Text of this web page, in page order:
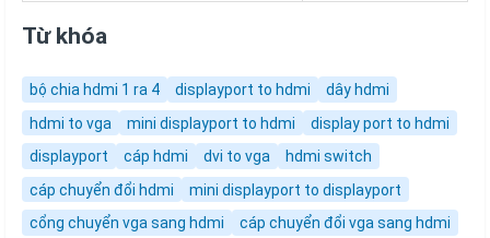
Từ khóa
bộ chia hdmi 1 ra 4 displayport to hdmi
dây hdmi
hdmi to vga
mini displayport to hdmi
display port to hdmi
displayport
cáp hdmi dvi to vga
hdmi switch
cáp chuyển đổi hdmi
mini displayport to displayport
cổng chuyển vga sang hdmi
cáp chuyển đổi vga sang hdmi